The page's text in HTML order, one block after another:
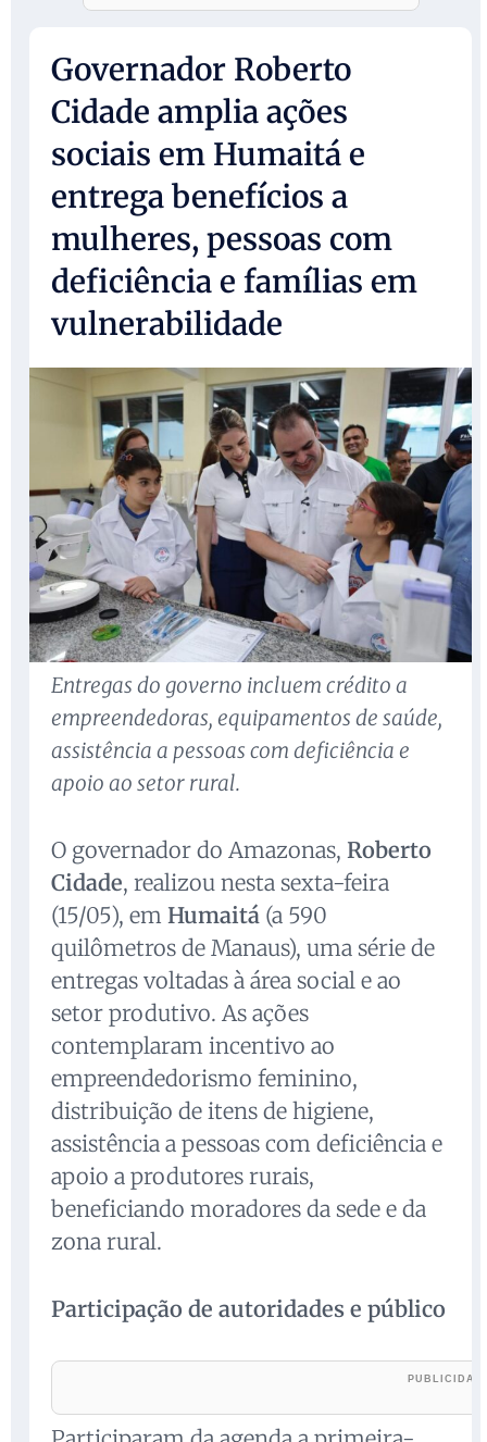
Governador Roberto
Cidade amplia ações
sociais em Humaitá e
entrega benefícios a
mulheres, pessoas com
deficiência e famílias em
vulnerabilidade
Entregas do governo incluem crédito a
empreendedoras, equipamentos de saúde,
assistência a pessoas com deficiência e
apoio ao setor rural.
O governador do Amazonas, Roberto
Cidade, realizou nesta sexta-feira
(15/05), em Humaitá (a 590
quilômetros de Manaus), uma série de
entregas voltadas à área social e ao
setor produtivo. As ações
contemplaram incentivo ao
empreendedorismo feminino,
distribuição de itens de higiene,
assistência a pessoas com deficiência e
apoio a produtores rurais,
beneficiando moradores da sede e da
zona rural.
Participação de autoridades e público